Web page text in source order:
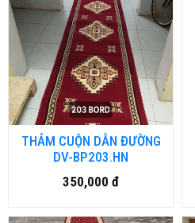
THẢM CUỘN DẪN ĐƯỜNG
DV-BP203.HN
350,000 đ